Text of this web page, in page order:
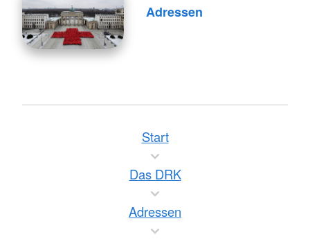
Adressen
Start
Das DRK
Adressen